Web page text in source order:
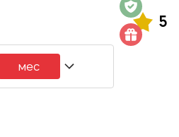
5
мес